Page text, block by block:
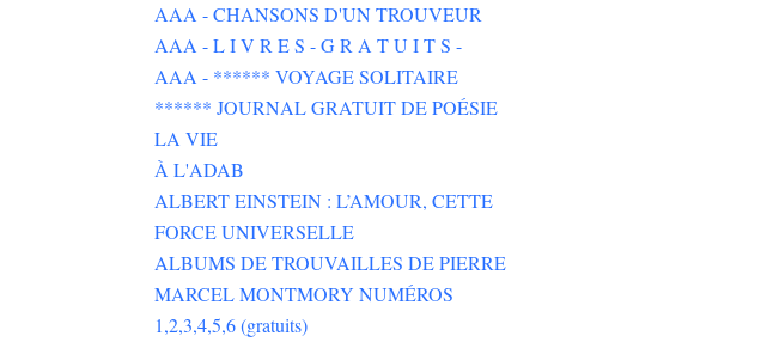
AAA - CHANSONS D'UN TROUVEUR
AAA - L I V R E S - G R A T U I T S -
AAA - ****** VOYAGE SOLITAIRE
****** JOURNAL GRATUIT DE POÉSIE
LA VIE
À L'ADAB
ALBERT EINSTEIN : L’AMOUR, CETTE
FORCE UNIVERSELLE
ALBUMS DE TROUVAILLES DE PIERRE
MARCEL MONTMORY NUMÉROS
1,2,3,4,5,6 (gratuits)